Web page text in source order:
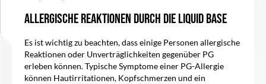
Allergische Reaktionen durch die Liquid Base
Es ist wichtig zu beachten, dass einige Personen allergische
Reaktionen oder Unverträglichkeiten gegenüber PG
erleben können. Typische Symptome einer PG-Allergie
können Hautirritationen, Kopfschmerzen und ein